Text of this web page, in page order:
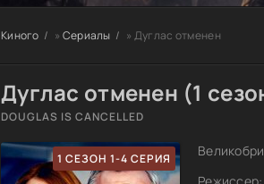
Киного » Сериалы » Дуглас отменен
Дуглас отменен (1
DOUGLAS IS CANCELLED
1 СЕЗОН 1-4 СЕРИЯ